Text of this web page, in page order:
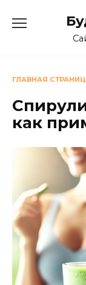
ГЛАВНАЯ
как